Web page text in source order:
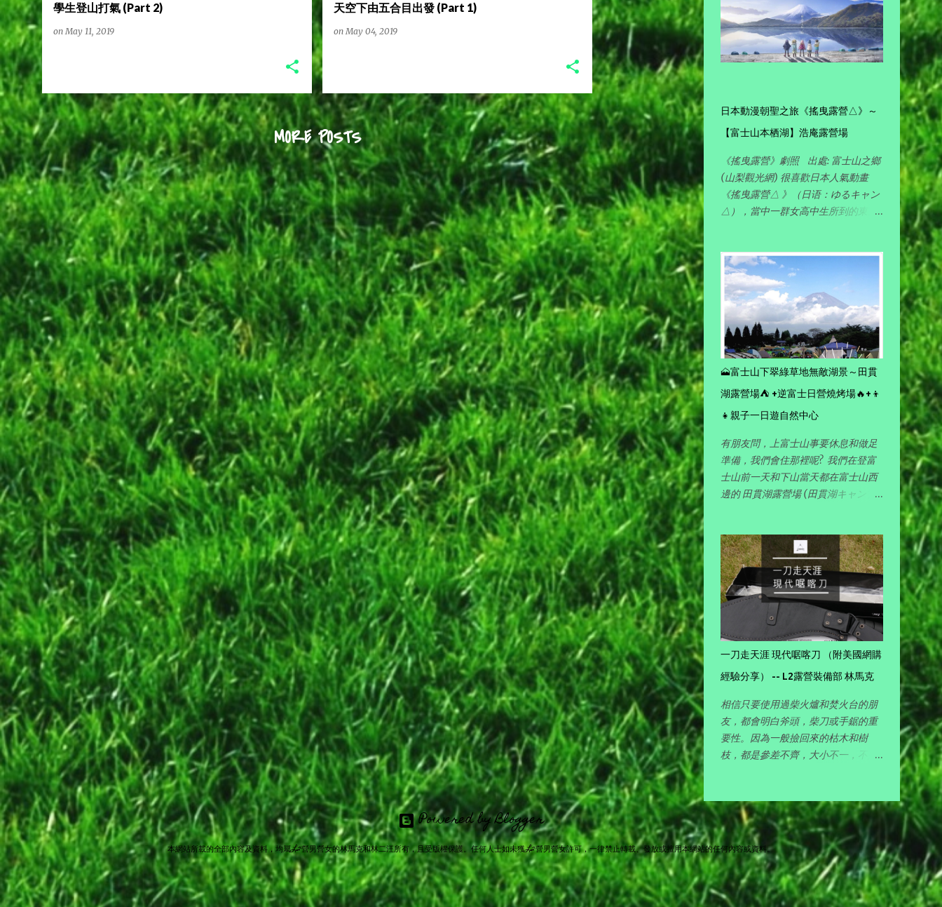
學生登山打氣 (Part 2)
onMay 11, 2019
天空下由五合目出發 (Part 1)
onMay 04, 2019
MORE POSTS
2022 7
September 2
May
March 2
2021 2
2020
September
August 4
July 4
June
May 5
2019 24
September 3
August 2
1
June 4
May
【日本一。富士山🏔️】無盡的
「之」形碎石山道，上！(Part
【日本一。富士山🏔️】雲海之上
看御來光。到六合目期待真正挑
戰! (Part 3)
【日本一。富士山🏔️】五合目出
日本動漫朝聖之旅《搖曳露營△》～
【富士山本栖湖】浩庵露營場
《搖曳露營》劇照 出處: 富士山之鄉
(山梨觀光網) 很喜歡日本人氣動畫
《搖曳露營△ 》（日语：ゆるキャン
△），當中一群女高中生所到的東京
上各有獨特性格但又可愛活潑的女主
角來演釋露營活動的點滴，完全帶出
露營悠閑愜意的樂趣。
🗻富士山下翠綠草地無敵湖景～田貫
湖露營場⛺ +逆富士日營燒烤場🔥+👦
👧親子一日遊自然中心
有朋友問，上富士山事要休息和做足
準備，我們會住那裡呢? 我們在登富
士山前一天和下山當天都在富士山西
邊的 田貫湖露營場 (田貫湖キャンプ
的南側)。
一刀走天涯 現代啹喀刀 （附美國網購
經驗分享） -- L2露營裝備部 林馬克
相信只要使用過柴火爐和焚火台的朋
友，都會明白斧頭，柴刀或手鋸的重
要性。因為一般撿回來的枯木和樹
枝，都是參差不齊，大小不一，不好
一點的柴枝都幾乎放不進去，得花上
不少功夫，所以對喜愛玩柴火的朋
友，有一件好的劈柴工具其實十分重
要。 在各地露營的時候，一直想找一
件可以集斧頭 ， 柴刀 和 開山刀 三者
功能於一身的工具，既可以清理營地
Powered by Blogger
本網站所載的全部內容及資料，均屬L2營男營女的林馬克和林二汪所有，且受版權保護。任何人士如未獲L2營男營女許可，一律禁止轉載、發放或擅用本網站的任何內容或資料。